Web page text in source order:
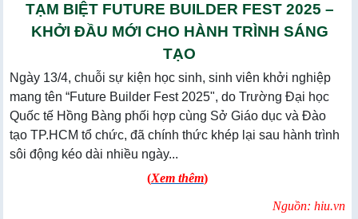
TẠM BIỆT FUTURE BUILDER FEST 2025 –
KHỞI ĐẦU MỚI CHO HÀNH TRÌNH SÁNG
TẠO
Ngày 13/4, chuỗi sự kiện học sinh, sinh viên khởi nghiệp
mang tên “Future Builder Fest 2025", do Trường Đại học
Quốc tế Hồng Bàng phối hợp cùng Sở Giáo dục và Đào
tạo TP.HCM tổ chức, đã chính thức khép lại sau hành trình
sôi động kéo dài nhiều ngày...
(Xem thêm)
Nguồn: hiu.vn